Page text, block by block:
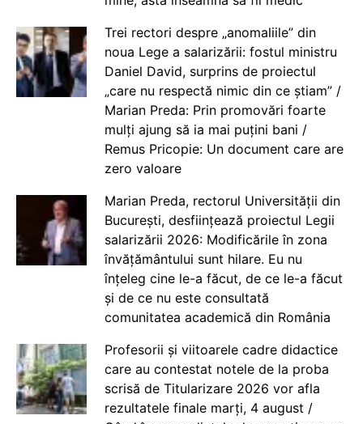
Trei rectori despre „anomaliile” din
noua Lege a salarizării: fostul ministru
Daniel David, surprins de proiectul
„care nu respectă nimic din ce știam” /
Marian Preda: Prin promovări foarte
mulți ajung să ia mai puțini bani /
Remus Pricopie: Un document care are
zero valoare
Marian Preda, rectorul Universității din
București, desființează proiectul Legii
salarizării 2026: Modificările în zona
învățământului sunt hilare. Eu nu
înțeleg cine le-a făcut, de ce le-a făcut
și de ce nu este consultată
comunitatea academică din România
Profesorii și viitoarele cadre didactice
care au contestat notele de la proba
scrisă de Titularizare 2026 vor afla
rezultatele finale marți, 4 august /